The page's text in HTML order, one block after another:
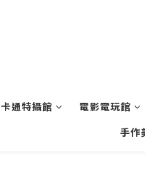
卡通特攝館 電影電玩館
手作